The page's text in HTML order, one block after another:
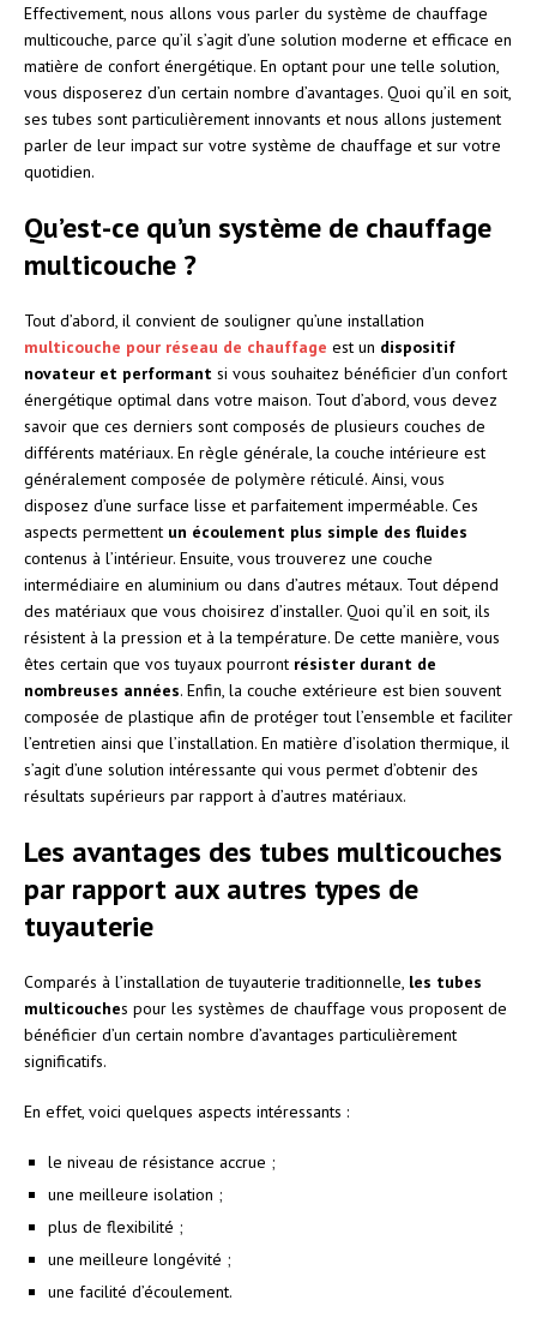
Effectivement, nous allons vous parler du système de chauffage
multicouche, parce qu’il s’agit d’une solution moderne et efficace en
matière de confort énergétique. En optant pour une telle solution,
vous disposerez d’un certain nombre d’avantages. Quoi qu’il en soit,
ses tubes sont particulièrement innovants et nous allons justement
parler de leur impact sur votre système de chauffage et sur votre
quotidien.
Qu’est-ce qu’un système de chauffage
multicouche ?
Tout d’abord, il convient de souligner qu’une installation
multicouche pour réseau de chauffage est un dispositif
novateur et performant si vous souhaitez bénéficier d’un confort
énergétique optimal dans votre maison. Tout d’abord, vous devez
savoir que ces derniers sont composés de plusieurs couches de
différents matériaux. En règle générale, la couche intérieure est
généralement composée de polymère réticulé. Ainsi, vous
disposez d’une surface lisse et parfaitement imperméable. Ces
aspects permettent un écoulement plus simple des fluides
contenus à l’intérieur. Ensuite, vous trouverez une couche
intermédiaire en aluminium ou dans d’autres métaux. Tout dépend
des matériaux que vous choisirez d’installer. Quoi qu’il en soit, ils
résistent à la pression et à la température. De cette manière, vous
êtes certain que vos tuyaux pourront résister durant de
nombreuses années. Enfin, la couche extérieure est bien souvent
composée de plastique afin de protéger tout l’ensemble et faciliter
l’entretien ainsi que l’installation. En matière d’isolation thermique, il
s’agit d’une solution intéressante qui vous permet d’obtenir des
résultats supérieurs par rapport à d’autres matériaux.
Les avantages des tubes multicouches
par rapport aux autres types de
tuyauterie
Comparés à l’installation de tuyauterie traditionnelle, les tubes
multicouches pour les systèmes de chauffage vous proposent de
bénéficier d’un certain nombre d’avantages particulièrement
significatifs.
En effet, voici quelques aspects intéressants :
le niveau de résistance accrue ;
une meilleure isolation ;
plus de flexibilité ;
une meilleure longévité ;
une facilité d’écoulement.